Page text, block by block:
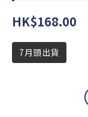
HK$168.00
7月頭出貨